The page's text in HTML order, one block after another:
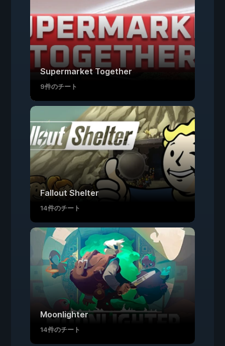
Supermarket Together
9件のチート
Fallout Shelter
14件のチート
Moonlighter
14件のチート